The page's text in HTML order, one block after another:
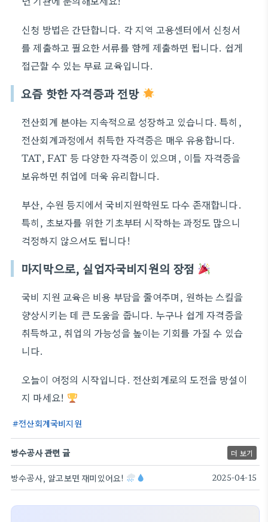
신청 방법은 간단합니다. 각 지역 고용센터에서 신청서
를 제출하고 필요한 서류를 함께 제출하면 됩니다. 쉽게
접근할 수 있는 무료 교육입니다.
요즘 핫한 자격증과 전망
전산회계 분야는 지속적으로 성장하고 있습니다. 특히,
전산회계과정에서 취득한 자격증은 매우 유용합니다.
TAT, FAT 등 다양한 자격증이 있으며, 이들 자격증을
보유하면 취업에 더욱 유리합니다.
부산, 수원 등지에서 국비지원학원도 다수 존재합니다.
특히, 초보자를 위한 기초부터 시작하는 과정도 많으니
걱정하지 않으셔도 됩니다!
마지막으로, 실업자국비지원의 장점
국비 지원 교육은 비용 부담을 줄여주며, 원하는 스킬을
향상시키는 데 큰 도움을 줍니다. 누구나 쉽게 자격증을
취득하고, 취업의 가능성을 높이는 기회를 가질 수 있습
니다.
오늘이 여정의 시작입니다. 전산회계로의 도전을 망설이
지 마세요!
전산회계국비지원
방수공사 관련 글 더 보기
방수공사, 알고보면 재미있어요! 2025-04-15